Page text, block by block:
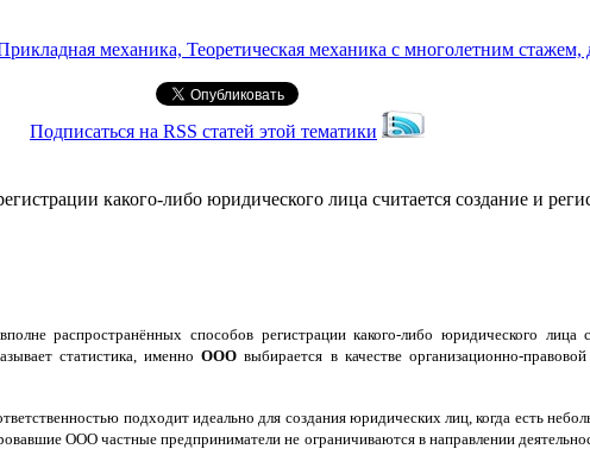
механика, Теоретическая механика с многолетним стажем,
Подписаться на RSS статей этой тематики
какого-либо юридического лица считается создание и
распространённых способов регистрации какого-либо юридического лица
статистика, именноООО выбирается в качестве организационно-
подходит идеально для создания юридических лиц, когда есть
ООО частные предприниматели не ограничиваются в направлении